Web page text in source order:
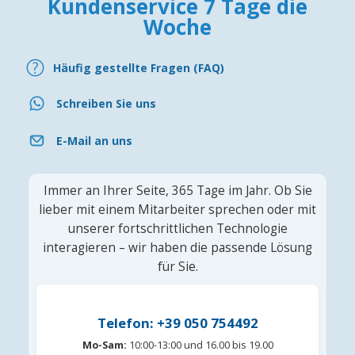
Kundenservice 7 Tage die
Woche
Häufig gestellte Fragen (FAQ)
Schreiben Sie uns
E-Mail an uns
Immer an Ihrer Seite, 365 Tage im Jahr. Ob Sie
lieber mit einem Mitarbeiter sprechen oder mit
unserer fortschrittlichen Technologie
interagieren – wir haben die passende Lösung
für Sie.
Telefon: +39 050 754492
Mo-Sam: 10:00-13:00 und 16.00 bis 19.00